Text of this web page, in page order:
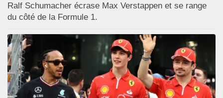
Ralf Schumacher écrase Max Verstappen et se range
du côté de la Formule 1.